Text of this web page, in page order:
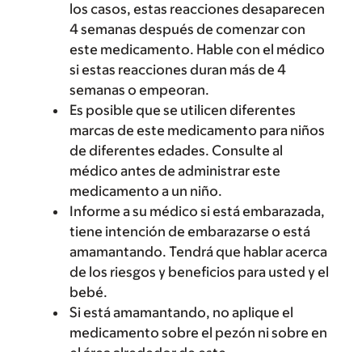
los casos, estas reacciones desaparecen
4 semanas después de comenzar con
este medicamento. Hable con el médico
si estas reacciones duran más de 4
semanas o empeoran.
Es posible que se utilicen diferentes
marcas de este medicamento para niños
de diferentes edades. Consulte al
médico antes de administrar este
medicamento a un niño.
Informe a su médico si está embarazada,
tiene intención de embarazarse o está
amamantando. Tendrá que hablar acerca
de los riesgos y beneficios para usted y el
bebé.
Si está amamantando, no aplique el
medicamento sobre el pezón ni sobre en